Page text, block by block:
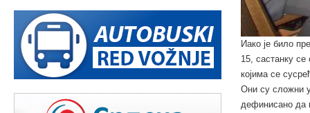
Иако је било
15, састанку
којима се
Они су сложни
дефинисано да